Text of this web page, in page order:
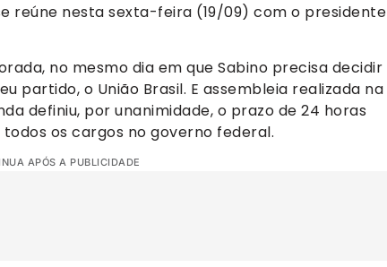
reúne nesta sexta-feira (19/09) com o presidente
no mesmo dia em que Sabino precisa decidir
partido, o União Brasil. E assembleia realizada na
definiu, por unanimidade, o prazo de 24 horas
os cargos no governo federal.
APÓS A PUBLICIDADE